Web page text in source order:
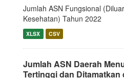
Jumlah ASN Fungsional
Kesehatan) Tahun 2022
XLSX CSV
Jumlah ASN Daerah
Tertinggi dan Ditamatkan